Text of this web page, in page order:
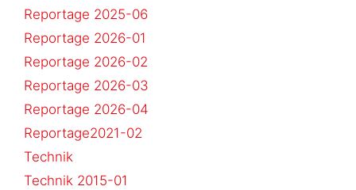
Reportage 2025-06
Reportage 2026-01
Reportage 2026-02
Reportage 2026-03
Reportage 2026-04
Reportage2021-02
Technik
Technik 2015-01